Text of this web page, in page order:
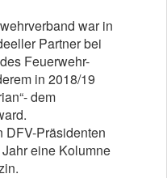
war in
Partner bei
Feuerwehr-
in 2018/19
dem
DFV-Präsidenten
eine Kolumne